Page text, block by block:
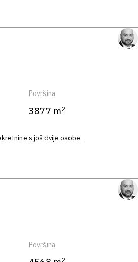
Površina
3877 m2
s još dvije osobe.
Površina
2